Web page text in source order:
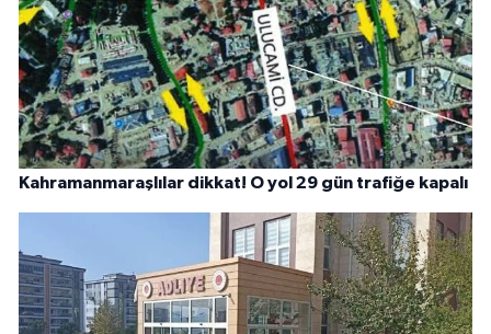
Kahramanmaraşlılar dikkat! O yol 29 gün trafiğe kapalı